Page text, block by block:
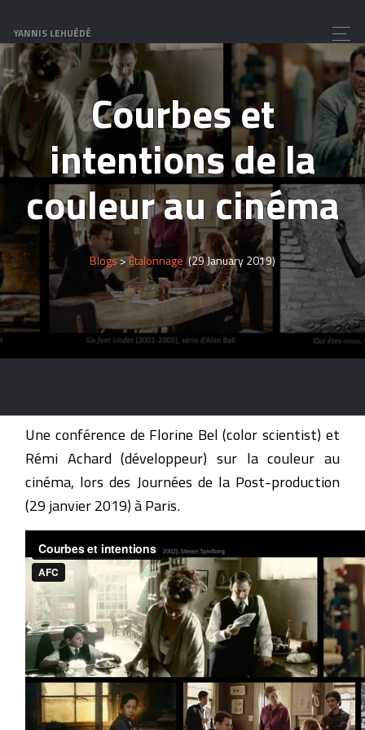
YANNIS LEHUÉDÉ
Courbes et
intentions de la
couleur au cinéma
Blogs>Étalonnage (29 January 2019)
Une conférence de Florine Bel (color scientist) et
Rémi Achard (développeur) sur la couleur au
cinéma, lors des Journées de la Post-production
(29 janvier 2019) à Paris.